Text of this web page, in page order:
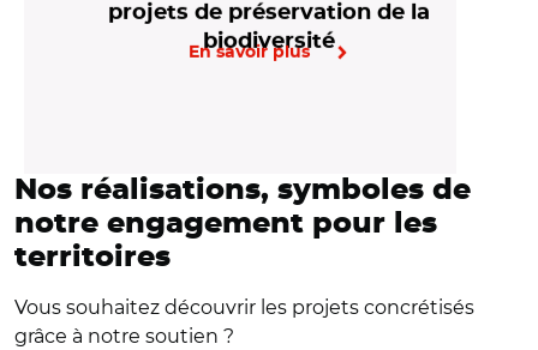
projets de préservation de la
biodiversité
En savoir plus
Nos réalisations, symboles de
notre engagement pour les
territoires
Vous souhaitez découvrir les projets concrétisés
grâce à notre soutien ?